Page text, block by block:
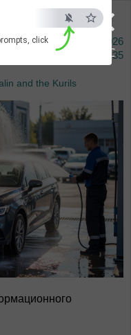
×
ESC
click
Information Agency
9 오거스타 2026
12:35
and the Kurils